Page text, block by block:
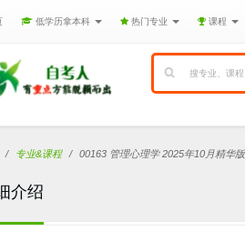
低学历拿本科 热门专业 课程
专业&课程 00163 管理心理学 2025年10月精华版
介绍